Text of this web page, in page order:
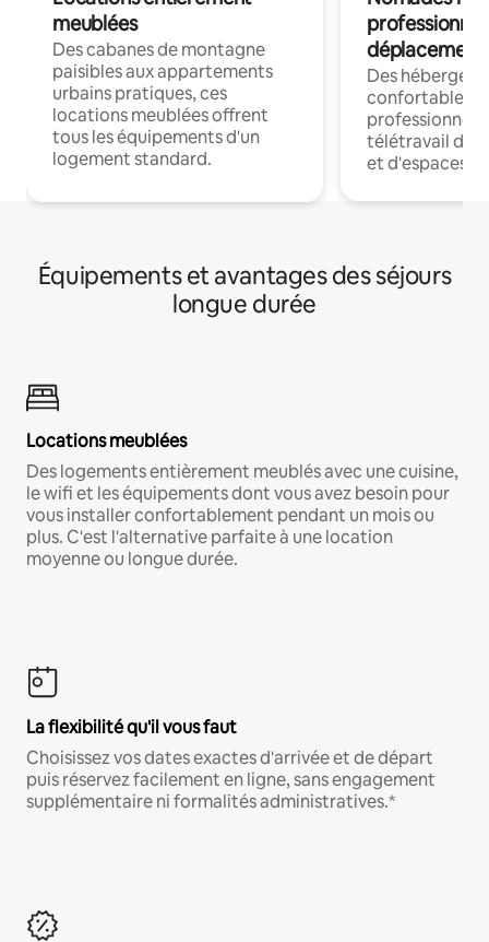
meublées
Des cabanes de montagne
paisibles aux appartements
urbains pratiques, ces
locations meublées offrent
tous les équipements d'un
logement standard.
déplacement
Des
confortables
professionnels
télétravail
et d'espaces
Équipements et avantages des séjours
longue durée
Locations meublées
Des logements entièrement meublés avec une cuisine,
le wifi et les équipements dont vous avez besoin pour
vous installer confortablement pendant un mois ou
plus. C'est l'alternative parfaite à une location
moyenne ou longue durée.
La flexibilité qu'il vous faut
Choisissez vos dates exactes d'arrivée et de départ
puis réservez facilement en ligne, sans engagement
supplémentaire ni formalités administratives.*